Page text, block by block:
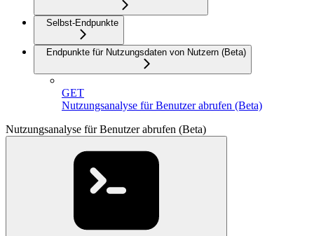
Selbst-Endpunkte
Endpunkte für Nutzungsdaten von Nutzern (Beta)
GET
Nutzungsanalyse für Benutzer abrufen (Beta)
Nutzungsanalyse für Benutzer abrufen (Beta)